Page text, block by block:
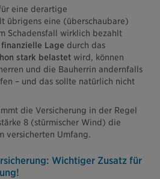
eine derartige
übrigens eine (überschaubare)
Schadensfall wirklich bezahlt
finanzielle Lage durch das
stark belastet wird, können
und die Bauherrin andernfalls
– und das sollte natürlich nicht
die Versicherung in der Regel
8 (stürmischer Wind) die
versicherten Umfang.
Wichtiger Zusatz für